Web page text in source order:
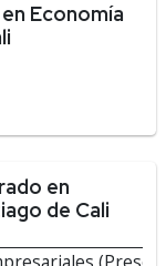
Economía
en
de Cali